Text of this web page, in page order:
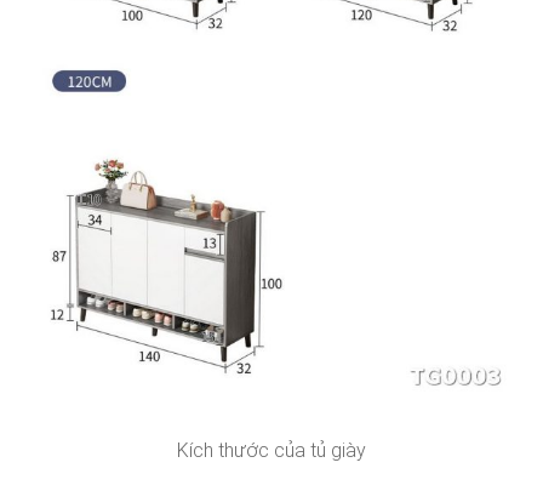
Kích thước của tủ giày